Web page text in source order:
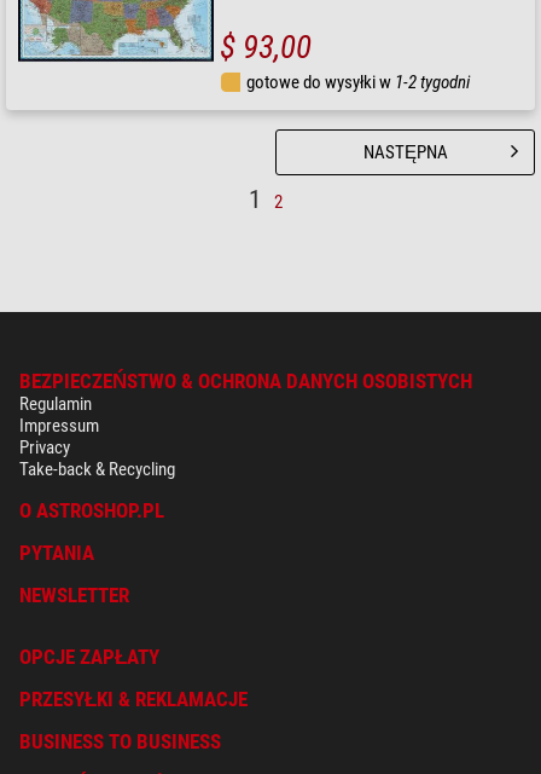
$ 93,00
gotowe do wysyłki w 1-2 tygodni
1 2
NASTĘPNA
BEZPIECZEŃSTWO & OCHRONA DANYCH OSOBISTYCH
Regulamin
Impressum
Privacy
Take-back & Recycling
O ASTROSHOP.PL
PYTANIA
NEWSLETTER
OPCJE ZAPŁATY
PRZESYŁKI & REKLAMACJE
BUSINESS TO BUSINESS